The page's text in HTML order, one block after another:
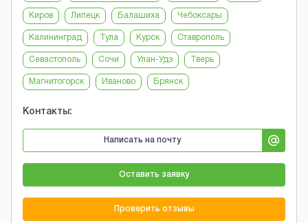
Киров Липецк Балашиха Чебоксары
Калининград Тула Курск Ставрополь
Севастополь Сочи Улан-Удэ Тверь
Магнитогорск Иваново Брянск
Контакты:
Написать на почту
Оставить заявку
Проверить отзывы